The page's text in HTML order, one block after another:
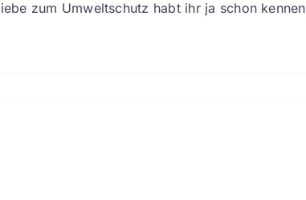
zum Umweltschutz habt ihr ja schon